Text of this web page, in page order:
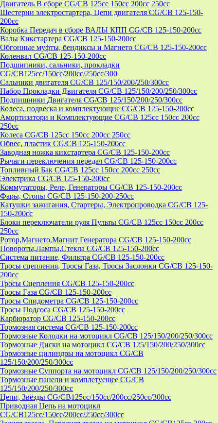
Двигатель В сборе CG/CB 125cc 150cc 200cc 250cc
Шестерни электростартера, Цепи двигателя CG/CB 125-150-
200cc
Коробка Передач в сборе ВАЛЫ КПП CG/CB 125-150-200cc
Валы Кикстартера CG/CB 125-150-200cc
Обгонные муфты, бендиксы и Магнето CG/CB 125-150-200cc
Коленвал CG/CB 125-150-200cc
Подшипники, сальники, прокладки
CG/CB125сс/150cc/200cc/250cc/300
Сальники двигателя CG/CB 125/150/200/250/300cc
Набор Прокладки Двигателя CG/CB 125/150/200/250/300cc
Подпишники Двигателя CG/CB 125/150/200/250/300cc
Колеса, подвеска и комплектующие CG/CB 125-150-200cc
Амортизатори и Комплектующие CG/CB 125cc 150cc 200cc
250cc
Колеса CG/CB 125cc 150cc 200cc 250cc
Обвес, пластик CG/CB 125-150-200cc
Заводная ножка кикстартера CG/CB 125-150-200cc
Рычаги переключения передач CG/CB 125-150-200cc
Топливный Бак CG/CB 125cc 150cc 200cc 250cc
Электрика CG/CB 125-150-200cc
Коммутаторы, Реле, Генераторы CG/CB 125-150-200cc
Фары, Стопы CG/CB 125-150-200-250cc
Катушки зажигания, Стартеры, Электропроводка CG/CB 125-
150-200cc
Блоки переключатели руля Пульты CG/CB 125cc 150cc 200cc
250cc
Ротор,Магнето,Магнит Генератора CG/CB 125-150-200cc
Повороты,Лампы,Стекла CG/CB 125-150-200cc
Система питание, Фильтра CG/CB 125-150-200cc
Тросы сцепления, Тросы Газа, Тросы Заслонки CG/CB 125-150-
200cc
Тросы Сцепления CG/CB 125-150-200cc
Тросы Газа CG/CB 125-150-200cc
Тросы Спидометра CG/CB 125-150-200cc
Тросы Подсоса CG/CB 125-150-200cc
Карбюратор CG/CB 125-150-200cc
Тормозная система CG/CB 125-150-200cc
Тормозные Колодки на мотоцикл CG/CB 125/150/200/250/300cc
Тормозные Диски на мотоцикл CG/CB 125/150/200/250/300cc
Тормозные цилиндры на мотоцикл CG/CB
125/150/200/250/300cc
Тормозные Суппорта на мотоцикл CG/CB 125/150/200/250/300cc
Тормозные панели и комплетуещее CG/CB
125/150/200/250/300cc
Цепи, Звёзды CG/CB125cc/150cc/200cc/250cc/300cc
Приводная Цепь на мотоцикл
CG/CB125cc/150cc/200cc/250cc/300cc